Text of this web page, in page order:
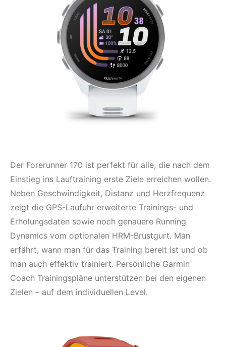
Der Forerunner 170 ist perfekt für alle, die nach dem
Einstieg ins Lauftraining erste Ziele erreichen wollen.
Neben Geschwindigkeit, Distanz und Herzfrequenz
zeigt die GPS-Laufuhr erweiterte Trainings- und
Erholungsdaten sowie noch genauere Running
Dynamics vom optionalen HRM-Brustgurt. Man
erfährt, wann man für das Training bereit ist und ob
man auch effektiv trainiert. Persönliche Garmin
Coach Trainingspläne unterstützen bei den eigenen
Zielen – auf dem individuellen Level.